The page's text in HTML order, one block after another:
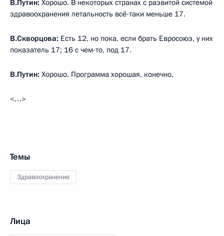
В.Путин: Хорошо. В некоторых странах с развитой системой
здравоохранения летальность всё-таки меньше 17.
В.Скворцова: Есть 12, но пока, если брать Евросоюз, у них
показатель 17; 16 с чем-то, под 17.
В.Путин: Хорошо. Программа хорошая, конечно.
<…>
Темы
Здравоохранение
Лица